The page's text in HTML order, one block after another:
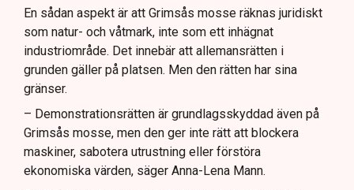
En sådan aspekt är att Grimsås mosse räknas juridiskt
som natur- och våtmark, inte som ett inhägnat
industriområde. Det innebär att allemansrätten i
grunden gäller på platsen. Men den rätten har sina
gränser.
– Demonstrationsrätten är grundlagsskyddad även på
Grimsås mosse, men den ger inte rätt att blockera
maskiner, sabotera utrustning eller förstöra
ekonomiska värden, säger Anna-Lena Mann.